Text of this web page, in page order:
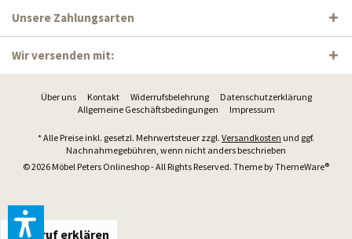
Unsere Zahlungsarten
Wir versenden mit:
Über uns Kontakt Widerrufsbelehrung
Datenschutzerklärung
Allgemeine Geschäftsbedingungen
Impressum
* Alle Preise inkl. gesetzl. Mehrwertsteuer zzgl. Versandkosten und ggf.
Nachnahmegebühren, wenn nicht anders beschrieben
© 2026 Möbel Peters Onlineshop - All Rights Reserved. Theme byThemeWare®
Widerruf erklären